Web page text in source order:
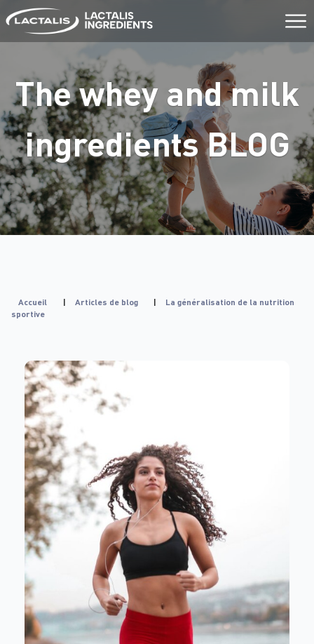
Aller
au
contenu
The whey and milk
ingredientsBLOG
Accueil | Articles de blog |
La généralisation de la nutrition
sportive